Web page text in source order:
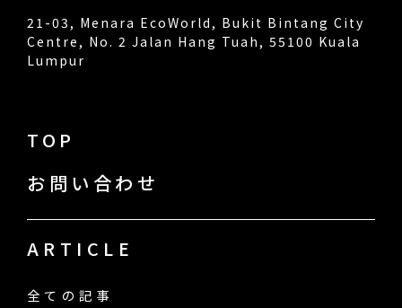
21-03, Menara EcoWorld, Bukit Bintang City
Centre, No. 2 Jalan Hang Tuah, 55100 Kuala
Lumpur
TOP
お問い合わせ
ARTICLE
全ての記事